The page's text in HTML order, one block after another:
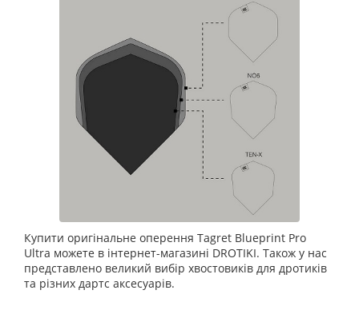
Купити оригінальне оперення Tagret Blueprint Pro
Ultra можете в інтернет-магазині DROTIKI. Також у нас
представлено великий вибір хвостовиків для дротиків
та різних дартс аксесуарів.